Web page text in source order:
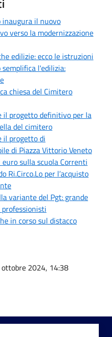
inaugura il nuovo
verso la modernizzazione
edilizie: ecco le istruzioni
l'edilizia:
chiesa del Cimitero
il progetto definitivo per la
del cimitero
il progetto di
di Piazza Vittorio Veneto
sulla scuola Correnti
Ri.Circo.Lo per l’acquisto
variante del Pgt: grande
in corso sul distacco
ottobre 2024, 14:38